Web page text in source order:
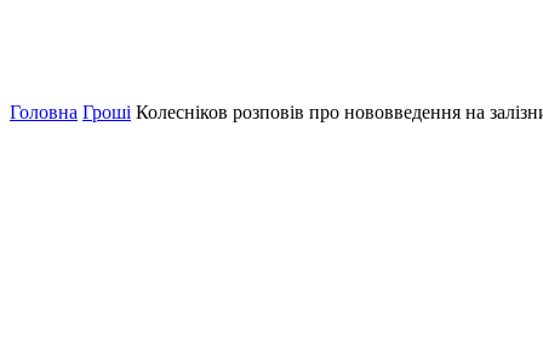
Головна Гроші Колесніков розповів про нововведення на